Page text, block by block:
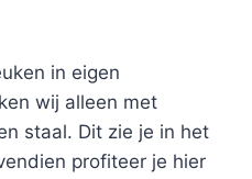
in eigen
wij alleen met
staal. Dit zie je in het
profiteer je hier